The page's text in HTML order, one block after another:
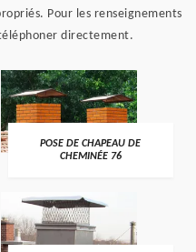
Pour les renseignements
directement.
POSE DE CHAPEAU DE
CHEMINÉE 76